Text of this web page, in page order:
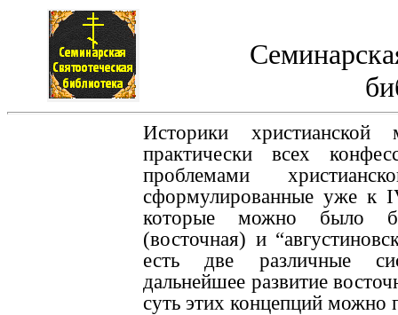
Историки
практически всех
проблемами
сформулированные уже к
которые можно было бы
(восточная) и
есть две различные
дальнейшее развитие
суть этих концепций можно